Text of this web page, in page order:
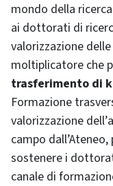
mondo della
ai dottorati di
valorizzazione
moltiplicatore che
trasferimento di
Formazione
valorizzazione
campo
sostenere i
canale di